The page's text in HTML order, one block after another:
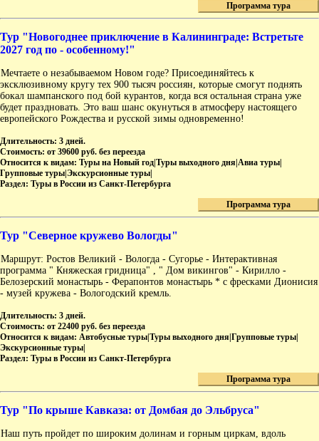
Программа тура
Тур "Новогоднее приключение в Калининграде: Встретьте
2027 год по - особенному!"
Мечтаете о незабываемом Новом годе? Присоединяйтесь к
эксклюзивному кругу тех 900 тысяч россиян, которые смогут поднять
бокал шампанского под бой курантов, когда вся остальная страна уже
будет праздновать. Это ваш шанс окунуться в атмосферу настоящего
европейского Рождества и русской зимы одновременно!
Длительность: 3 дней.
Стоимость: от 39600 руб. без переезда
Относится к видам: Туры на Новый год|Туры выходного дня|Авиа туры|
Групповые туры|Экскурсионные туры|
Раздел: Туры в России из Санкт-Петербурга
Программа тура
Тур "Северное кружево Вологды"
Маршрут: Ростов Великий - Вологда - Сугорье - Интерактивная
программа " Княжеская гридница" , " Дом викингов" - Кирилло -
Белозерский монастырь - Ферапонтов монастырь * с фресками Дионисия
- музей кружева - Вологодский кремль.
Длительность: 3 дней.
Стоимость: от 22400 руб. без переезда
Относится к видам: Автобусные туры|Туры выходного дня|Групповые туры|
Экскурсионные туры|
Раздел: Туры в России из Санкт-Петербурга
Программа тура
Тур "По крыше Кавказа: от Домбая до Эльбруса"
Наш путь пройдет по широким долинам и горным циркам, вдоль